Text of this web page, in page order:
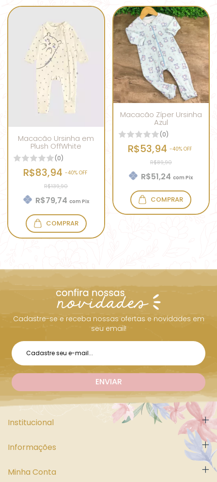
Macacão Ursinha em
Plush OffWhite
(0)
R$83,94 -40% OFF
R$139,90
R$79,74 com Pix
COMPRAR
Macacão Zíper Ursinha
Azul
(0)
R$53,94-40% OFF
R$89,90
R$51,24com Pix
COMPRAR
Cadastre-se e receba nossas ofertas e novidades em
seu email!
Institucional
Informações
Minha Conta